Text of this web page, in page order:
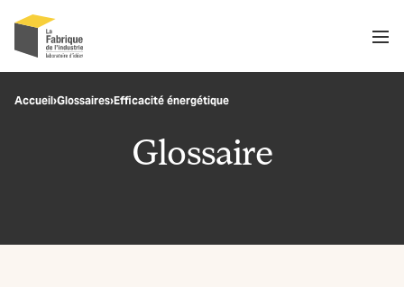
Recherche
Accueil›Glossaires›Efficacité énergétique
Glossaire